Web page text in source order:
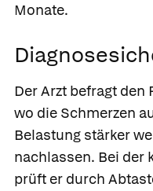
Monate.
Der Arzt befragt den
wo die Schmerzen
Belastung stärker
nachlassen. Bei der
prüft er durch